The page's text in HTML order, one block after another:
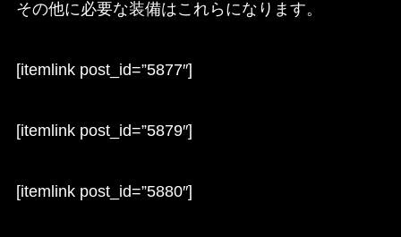
その他に必要な装備はこれらになります。
[itemlink post_id=”5877″]
[itemlink post_id=”5879″]
[itemlink post_id=”5880″]